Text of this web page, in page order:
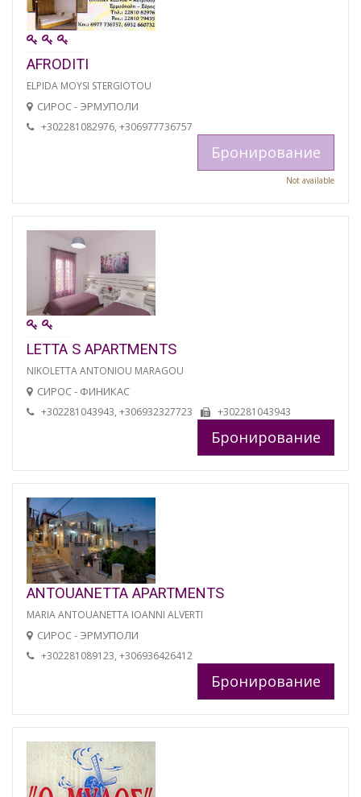
AFRODITI
ELPIDA MOYSI STERGIOTOU
СИРОС - ЭРМУПОЛИ
+302281082976, +306977736757
Бронирование
Not available
LETTA S APARTMENTS
NIKOLETTA ANTONIOU MARAGOU
СИРОС - ФИНИКАС
+302281043943, +306932327723 +302281043943
Бронирование
ANTOUANETTA APARTMENTS
MARIA ANTOUANETTA IOANNI ALVERTI
СИРОС - ЭРМУПОЛИ
+302281089123, +306936426412
Бронирование